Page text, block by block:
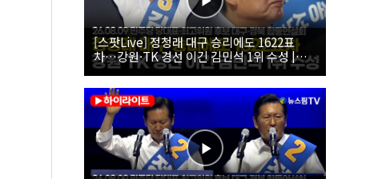
[스팟Live] 정청래 대구 승리에도 1622표
차…강원·TK 경선 이긴 김민석 1위 수성 |
26.08.09 더불어민주당 당대표·최고위원 후
보 대구·경북 합동연설회